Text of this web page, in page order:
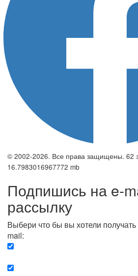
© 2002-2026. Все права защищены. 62
16.7983016967772 mb
Подпишись на e-
рассылку
Выбери что бы вы хотели
mail: